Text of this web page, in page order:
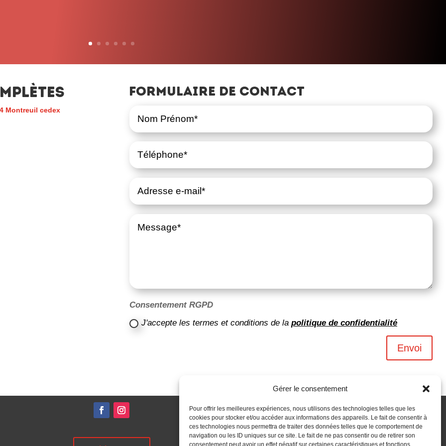
Gérer le consentement
Pour offrir les meilleures expériences, nous utilisons des technologies telles que les
cookies pour stocker et/ou accéder aux informations des appareils. Le fait de consentir à
ces technologies nous permettra de traiter des données telles que le comportement de
navigation ou les ID uniques sur ce site. Le fait de ne pas consentir ou de retirer son
consentement peut avoir un effet négatif sur certaines caractéristiques et fonctions.
Montreuil cedex
Formulaire de contact
Consentement RGPD
J'accepte les termes et conditions de la politique de confidentialité
Envoi